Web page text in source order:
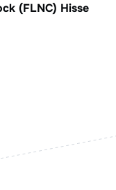
(FLNC) Hisse